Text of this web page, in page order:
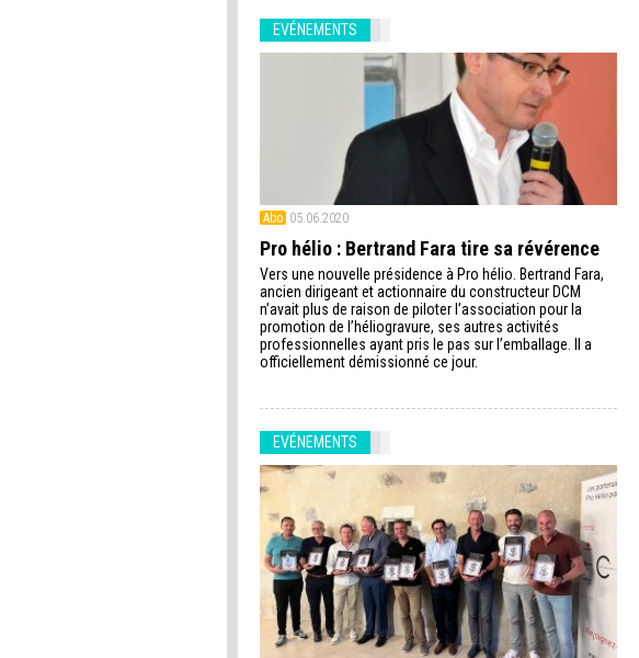
EVÉNEMENTS
Abo 05.06.2020
Pro hélio : Bertrand Fara tire sa révérence
Vers une nouvelle présidence à Pro hélio. Bertrand Fara,
ancien dirigeant et actionnaire du constructeur DCM
n’avait plus de raison de piloter l’association pour la
promotion de l’héliogravure, ses autres activités
professionnelles ayant pris le pas sur l’emballage. Il a
officiellement démissionné ce jour.
EVÉNEMENTS